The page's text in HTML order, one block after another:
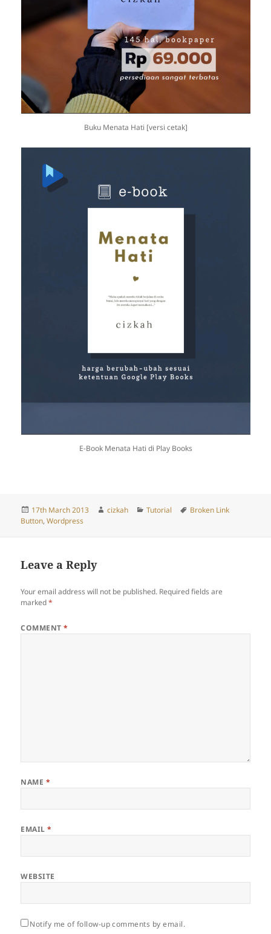
Buku Menata Hati [versi cetak]
E-Book Menata Hati di Play Books
Posted
on
17th March 2013 Author
cizkah Categories
Tutorial Tags
Broken Link
Button,Wordpress
Leave a Reply
Your email address will not be published. Required fields are
marked*
COMMENT*
NAME *
EMAIL*
WEBSITE
Notify me of follow-up comments by email.